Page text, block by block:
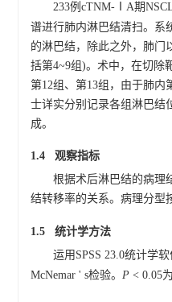
233例cTNM-ⅠA期
谱进行肺内淋巴结清扫。系
的淋巴结，除此之外，肺门
括第4~9组)。术中，在切除
第12组、第13组，由于肺内
士详实分别记录各组淋巴结
成。
1.4 观察指标
根据术后淋巴结的病理
结转移率的关系。病理分型
1.5 统计学方法
运用SPSS 23.0统计学
McNemar ' s检验。 P < 0.05